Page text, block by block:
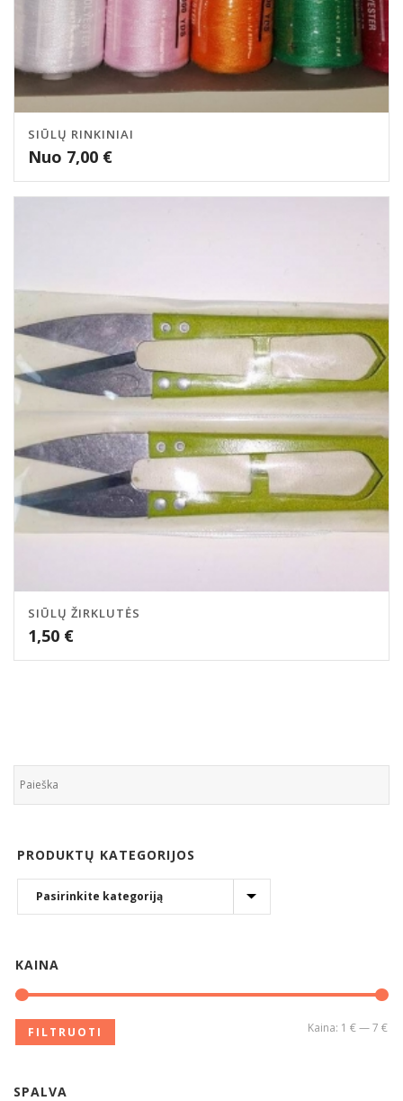
SIŪLŲ RINKINIAI
Nuo 7,00 €
SIŪLŲ ŽIRKLUTĖS
1,50 €
PRODUKTŲ KATEGORIJOS
KAINA
FILTRUOTI Kaina: 1 €—7 €
SPALVA